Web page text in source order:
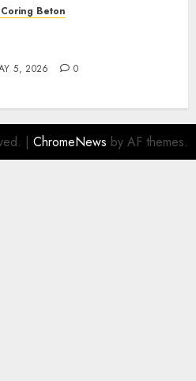
Coring Beton
5, 2026 0
| ChromeNews by AF themes.